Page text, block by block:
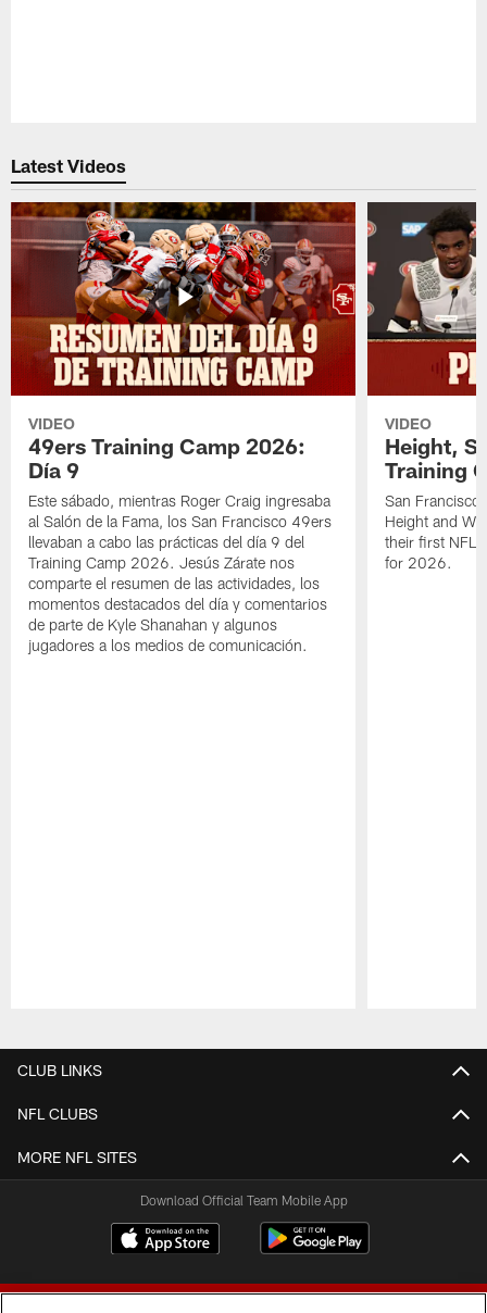
Latest Videos
VIDEO
49ers Training Camp 2026:
Día 9
Este sábado, mientras Roger Craig ingresaba
al Salón de la Fama, los San Francisco 49ers
llevaban a cabo las prácticas del día 9 del
Training Camp 2026. Jesús Zárate nos
comparte el resumen de las actividades, los
momentos destacados del día y comentarios
de parte de Kyle Shanahan y algunos
jugadores a los medios de comunicación.
VIDEO
Height,
Training
San Francisco
Height and
their first NFL
for 2026.
CLUB LINKS
NFL CLUBS
MORE NFL SITES
Download Official Team Mobile App